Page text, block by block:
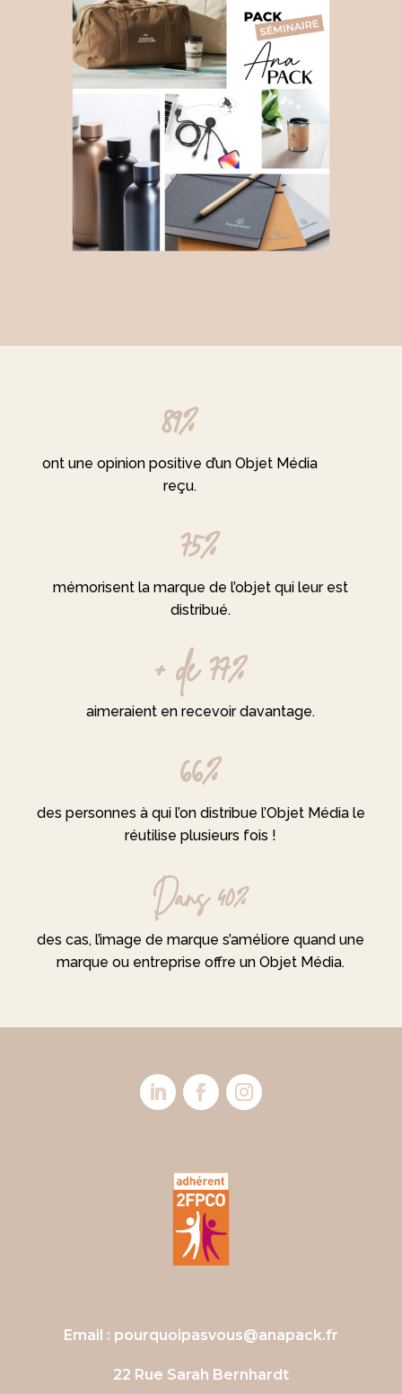
89%
ont une opinion positive d’un Objet Média
reçu.
75%
mémorisent la marque de l’objet qui leur est
distribué.
+ de 77%
aimeraient en recevoir davantage.
66%
des personnes à qui l’on distribue l’Objet Média le
réutilise plusieurs fois !
Dans 40%
des cas, l’image de marque s’améliore quand une
marque ou entreprise offre un Objet Média.
Email : pourquoipasvous@anapack.fr
22 Rue Sarah Bernhardt